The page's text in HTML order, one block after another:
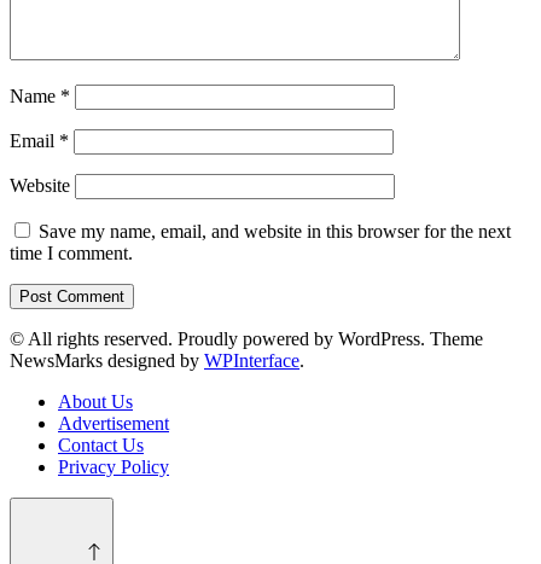
Name *
Email *
Website
Save my name, email, and website in this browser for the next
time I comment.
© All rights reserved. Proudly powered by WordPress. Theme
NewsMarks designed by WPInterface.
About Us
Advertisement
Contact Us
Privacy Policy